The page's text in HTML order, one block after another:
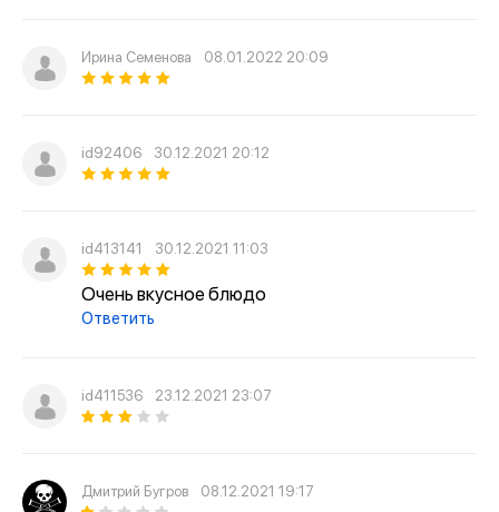
Ирина Семенова 08.01.2022 20:09
id92406 30.12.2021 20:12
id413141 30.12.2021 11:03
Очень вкусное блюдо
Ответить
id411536 23.12.2021 23:07
Дмитрий Бугров 08.12.2021 19:17